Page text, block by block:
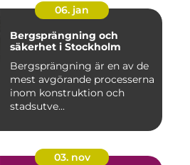
06. jan
Bergsprängning och
säkerhet i Stockholm
Bergsprängning är en av de
mest avgörande processerna
inom konstruktion och
stadsutve...
03. nov